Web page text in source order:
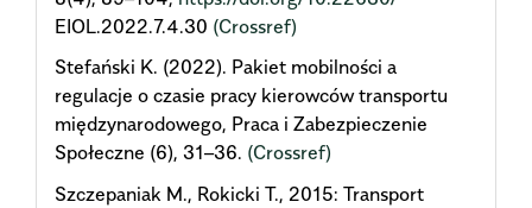
EIOL.2022.7.4.30 (Crossref)
Stefański K. (2022). Pakiet mobilności a
regulacje o czasie pracy kierowców transportu
międzynarodowego, Praca i Zabezpieczenie
Społeczne (6), 31–36. (Crossref)
Szczepaniak M., Rokicki T., 2015: Transport